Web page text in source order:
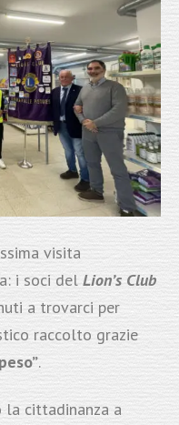
visita
i soci del Lion’s Club
a trovarci per
raccolto grazie
.
la cittadinanza a